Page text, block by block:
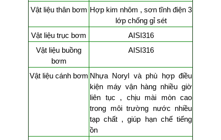
Vật liệu thân bơm Hợp kim nhôm , sơn tĩnh điện 3
lớp chống gỉ sét
Vật liệu trục bơm
AISI316
Vật liệu buồng
bơm
AISI316
Vật liệu cánh bơm Nhựa Noryl và phù hợp điều
kiện máy vận hàng nhiều giờ
liên tục , chịu mài mòn cao
trong môi trường nước nhiều
tạp chất , giúp hạn chế tiếng
ồn